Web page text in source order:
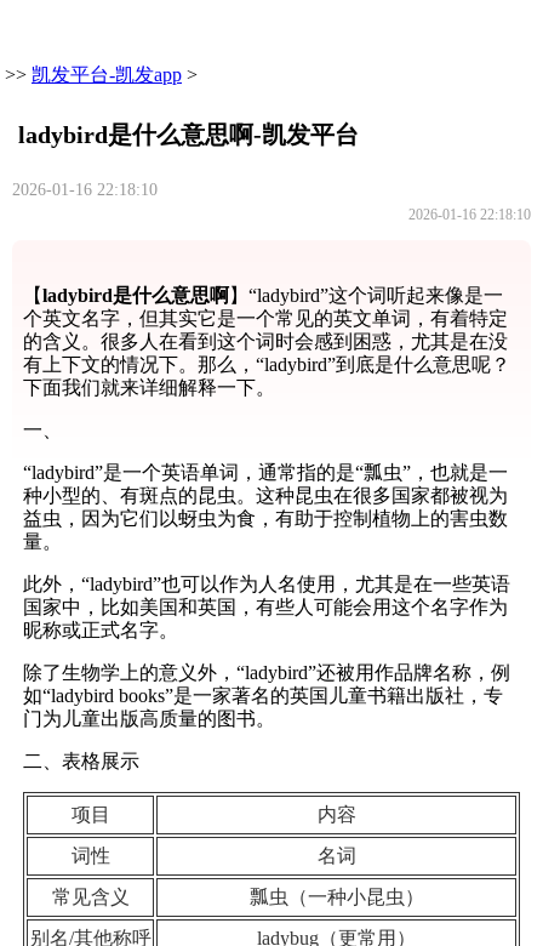
>> 凯发平台-凯发app >
ladybird是什么意思啊-凯发平台
2026-01-16 22:18:10
2026-01-16 22:18:10
【ladybird是什么意思啊】“ladybird”这个词听起来像是一
个英文名字，但其实它是一个常见的英文单词，有着特定
的含义。很多人在看到这个词时会感到困惑，尤其是在没
有上下文的情况下。那么，“ladybird”到底是什么意思呢？
下面我们就来详细解释一下。
一、
“ladybird”是一个英语单词，通常指的是“瓢虫”，也就是一
种小型的、有斑点的昆虫。这种昆虫在很多国家都被视为
益虫，因为它们以蚜虫为食，有助于控制植物上的害虫数
量。
此外，“ladybird”也可以作为人名使用，尤其是在一些英语
国家中，比如美国和英国，有些人可能会用这个名字作为
昵称或正式名字。
除了生物学上的意义外，“ladybird”还被用作品牌名称，例
如“ladybird books”是一家著名的英国儿童书籍出版社，专
门为儿童出版高质量的图书。
二、表格展示
项目
内容
词性
名词
常见含义
瓢虫（一种小昆虫）
别名/其他称呼
ladybug（更常用）